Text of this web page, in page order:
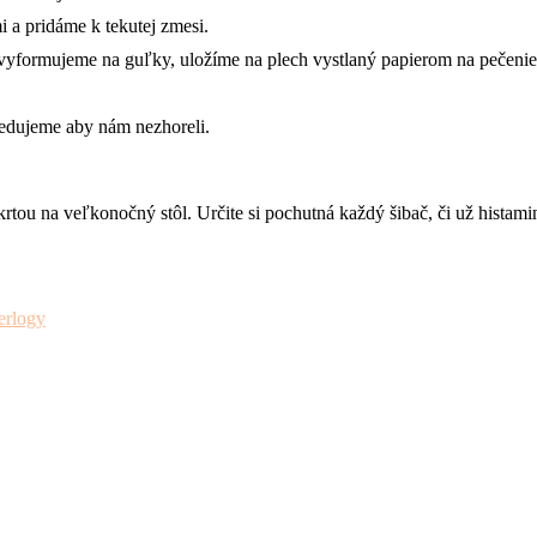
a pridáme k tekutej zmesi.
na guľky, uložíme na plech vystlaný papierom na
aby nám nezhoreli.
na veľkonočný stôl. Určite si pochutná každý šibač, či už